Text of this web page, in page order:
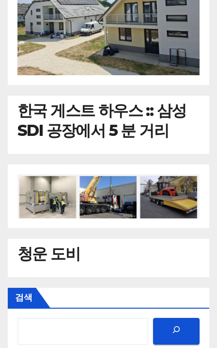
한국 게스트 하우스 :: 삼성
SDI 공장에서 5 분 거리
청운 도비
검색